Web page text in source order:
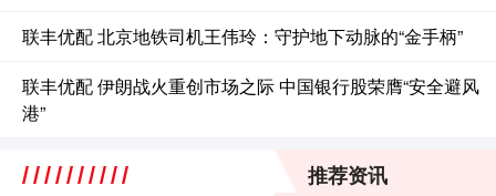
联丰优配 北京地铁司机王伟玲：守护地下动脉的“金手柄”
联丰优配 伊朗战火重创市场之际 中国银行股荣膺“安全避风
港”
推荐资讯